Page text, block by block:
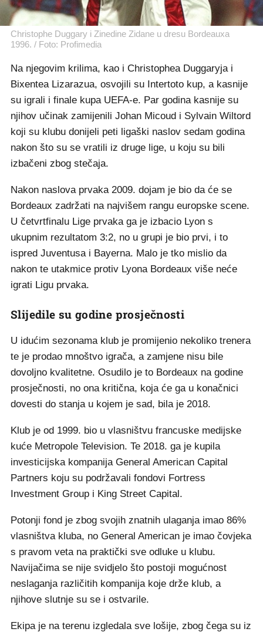
Christophe Duggary i Zinedine Zidane u dresu Bordeauxa
1996. / Foto: Profimedia
Na njegovim krilima, kao i Christophea Duggaryja i
Bixentea Lizarazua, osvojili su Intertoto kup, a kasnije
su igrali i finale kupa UEFA-e. Par godina kasnije su
njihov učinak zamijenili Johan Micoud i Sylvain Wiltord
koji su klubu donijeli peti ligaški naslov sedam godina
nakon što su se vratili iz druge lige, u koju su bili
izbačeni zbog stečaja.
Nakon naslova prvaka 2009. dojam je bio da će se
Bordeaux zadržati na najvišem rangu europske scene.
U četvrtfinalu Lige prvaka ga je izbacio Lyon s
ukupnim rezultatom 3:2, no u grupi je bio prvi, i to
ispred Juventusa i Bayerna. Malo je tko mislio da
nakon te utakmice protiv Lyona Bordeaux više neće
igrati Ligu prvaka.
Slijedile su godine prosječnosti
U idućim sezonama klub je promijenio nekoliko trenera
te je prodao mnoštvo igrača, a zamjene nisu bile
dovoljno kvalitetne. Osudilo je to Bordeaux na godine
prosječnosti, no ona kritična, koja će ga u konačnici
dovesti do stanja u kojem je sad, bila je 2018.
Klub je od 1999. bio u vlasništvu francuske medijske
kuće Metropole Television. Te 2018. ga je kupila
investicijska kompanija General American Capital
Partners koju su podržavali fondovi Fortress
Investment Group i King Street Capital.
Potonji fond je zbog svojih znatnih ulaganja imao 86%
vlasništva kluba, no General American je imao čovjeka
s pravom veta na praktički sve odluke u klubu.
Navijačima se nije svidjelo što postoji mogućnost
neslaganja različitih kompanija koje drže klub, a
njihove slutnje su se i ostvarile.
Ekipa je na terenu izgledala sve lošije, zbog čega su iz